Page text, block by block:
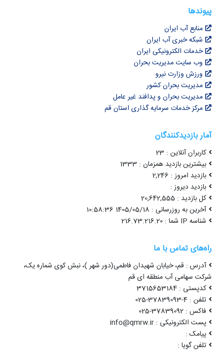
پیوندها
منابع آب ایران
شبکه خبری آب ایران
خدمات الکترونیکی ایران
وب سایت مدیریت بحران
ورزش وزارت نیرو
مدیریت بحران کشور
مدیریت بحران و پدافند غیر عامل
مرکز خدمات سرمایه گذاری استان قم
آمار بازدیدکنندگان
کاربران آنلاین : 23
بیشترین بازدید همزمان : 1333
بازدید امروز : 2,246
بازدید دیروز :
کل بازدید : 20,642,555
آخرین به روزرسانی : 1405/05/18 10:58:36
شناسه IP شما : 216.73.216.20
راه‌های تماس با ما
آدرس : قم، خیابان شهیدان فاطمی(دور شهر )، نبش کوی شماره یک،
شرکت سهامی آب منطقه ای قم
کدپستی : 3715653184
تلفن : 4-37839093-025
فاکس : 37839092-025
پست الکترونیکی : info@qmrw.ir
پیامک :
تلفن گویا :